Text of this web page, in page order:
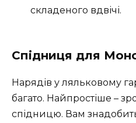
складеного вдвічі.
Спідниця для
Нарядів у ляльковому
багато. Найпростіше –
спідницю. Вам